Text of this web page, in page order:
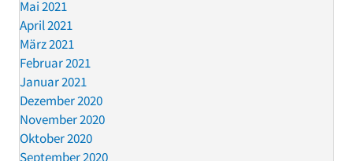
Mai 2021
April 2021
März 2021
Februar 2021
Januar 2021
Dezember 2020
November 2020
Oktober 2020
September 2020